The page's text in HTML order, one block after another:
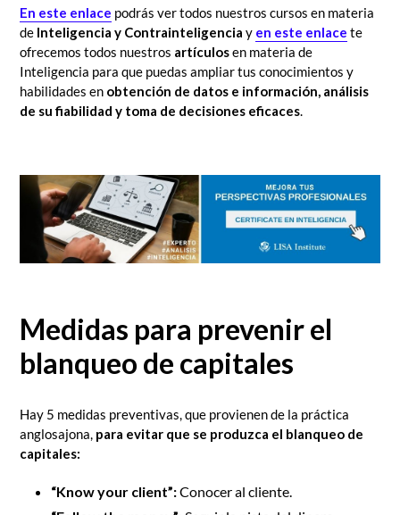
En este enlace podrás ver todos nuestros cursos en materia
de Inteligencia y Contrainteligencia y en este enlace te
ofrecemos todos nuestros artículosen materia de
Inteligencia para que puedas ampliar tus conocimientos y
habilidades en obtención de datos e información, análisis
de su fiabilidad y toma de decisiones eficaces.
Medidas para prevenir el
blanqueo de capitales
Hay 5 medidas preventivas, que provienen de la práctica
anglosajona, para evitar que se produzca el blanqueo de
capitales:
“Know your client”:Conocer al cliente.